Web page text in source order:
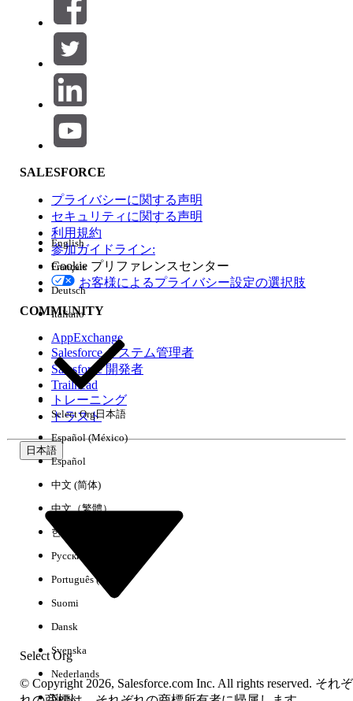
絞り込み条件 (0)
絞り込み条件を選択
製品エリア
機能の影響
エディション
環境
SALESFORCE
プライバシーに関する声明
セキュリティに関する声明
利用規約
参加ガイドライン:
Cookie プリファレンスセンター
お客様によるプライバシー設定の選択肢
COMMUNITY
AppExchange
Salesforce システム管理者
Salesforce 開発者
Trailhead
トレーニング
トラスト
日本語
Select Org
English
Français
Deutsch
Italiano
Select Org日本語
Español (México)
Español
中文 (简体)
中文（繁體）
한국어
Русский
Português (Brasil)
Suomi
Dansk
Svenska
Nederlands
Norsk
© Copyright 2026, Salesforce.com Inc. All rights reserved. それぞ